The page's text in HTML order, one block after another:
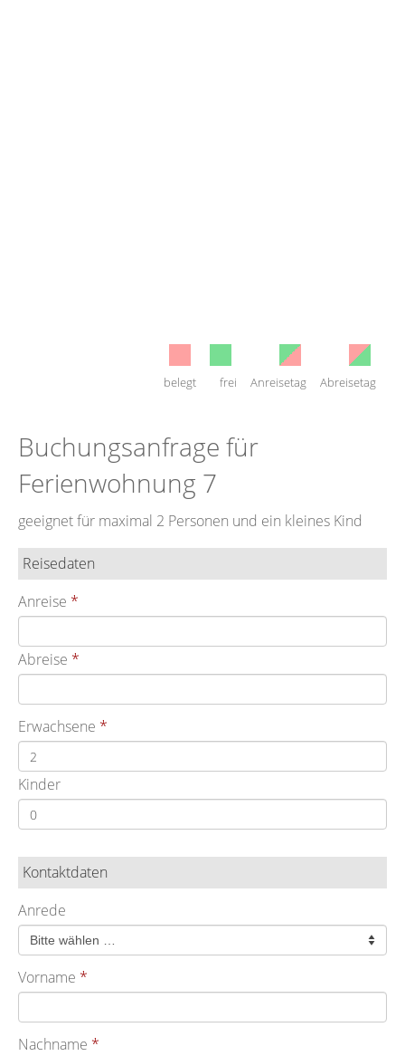
belegt frei Anreisetag Abreisetag
Buchungsanfrage für
Ferienwohnung 7
geeignet für maximal 2 Personen und ein kleines Kind
Reisedaten
Anreise
Abreise
Erwachsene
Kinder
Kontaktdaten
Anrede
Vorname
Nachname